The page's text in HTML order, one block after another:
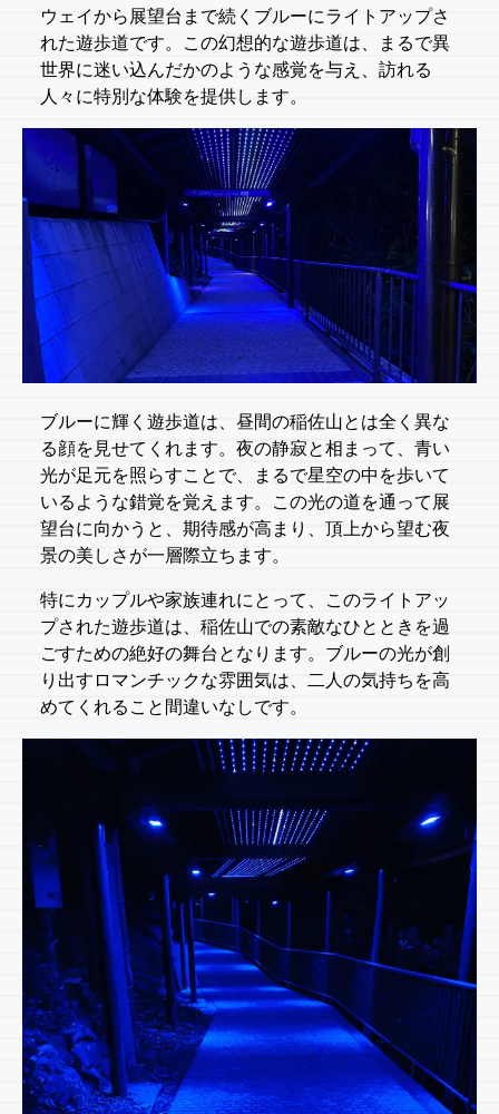
ウェイから展望台まで続くブルーにライトアップさ
れた遊歩道です。この幻想的な遊歩道は、まるで異
世界に迷い込んだかのような感覚を与え、訪れる
人々に特別な体験を提供します。
ブルーに輝く遊歩道は、昼間の稲佐山とは全く異な
る顔を見せてくれます。夜の静寂と相まって、青い
光が足元を照らすことで、まるで星空の中を歩いて
いるような錯覚を覚えます。この光の道を通って展
望台に向かうと、期待感が高まり、頂上から望む夜
景の美しさが一層際立ちます。
特にカップルや家族連れにとって、このライトアッ
プされた遊歩道は、稲佐山での素敵なひとときを過
ごすための絶好の舞台となります。ブルーの光が創
り出すロマンチックな雰囲気は、二人の気持ちを高
めてくれること間違いなしです。